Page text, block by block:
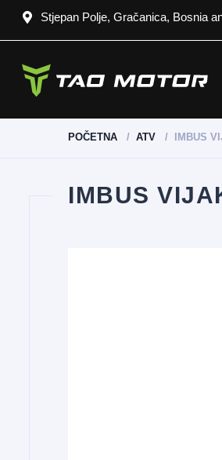
Stjepan Polje, Gračanica, Bosnia
POČETNA ATV IMBUS
IMBUS